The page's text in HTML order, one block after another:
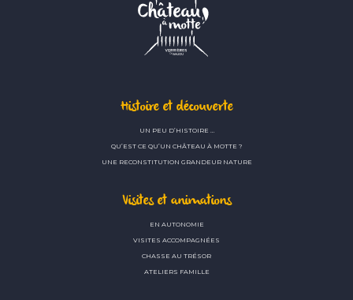
Histoire et découverte
UN PEU D’HISTOIRE …
QU’EST CE QU’UN CHÂTEAU À MOTTE ?
UNE RECONSTITUTION GRANDEUR NATURE
Visites et animations
EN AUTONOMIE
VISITES ACCOMPAGNÉES
CHASSE AU TRÉSOR
ATELIERS FAMILLE